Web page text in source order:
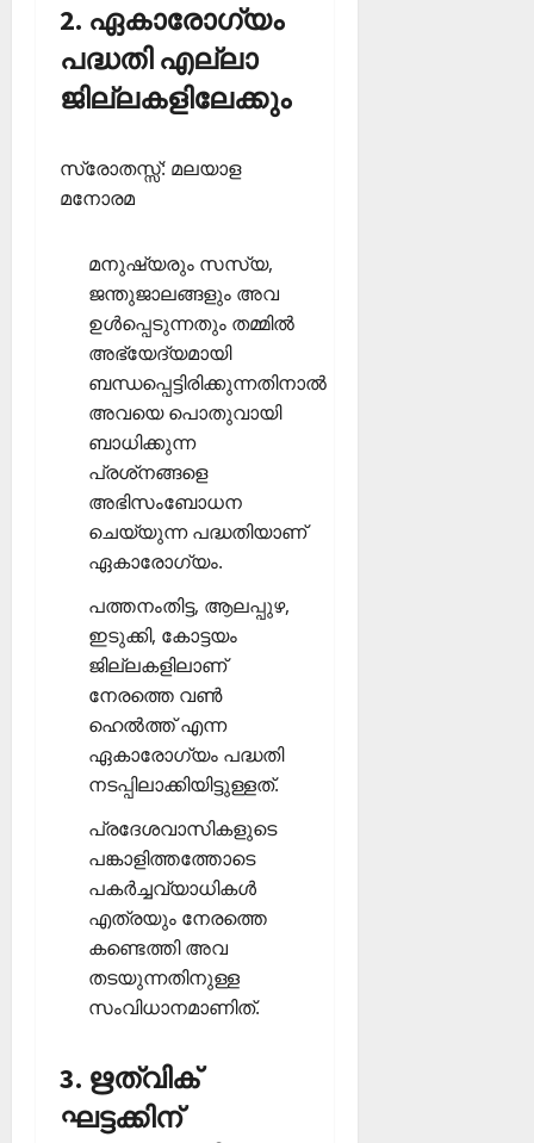
2. ഏകാരോഗ്യം
പദ്ധതി എല്ലാ
ജില്ലകളിലേക്കും
സ്രോതസ്സ്: മലയാള
മനോരമ
മനുഷ്യരും സസ്യ,
ജന്തുജാലങ്ങളും അവ
ഉള്‍പ്പെടുന്നതും തമ്മില്‍
അഭ്യേദ്യമായി
ബന്ധപ്പെട്ടിരിക്കുന്നതിനാല്‍
അവയെ പൊതുവായി
ബാധിക്കുന്ന
പ്രശ്‌നങ്ങളെ
അഭിസംബോധന
ചെയ്യുന്ന പദ്ധതിയാണ്
ഏകാരോഗ്യം.
പത്തനംതിട്ട, ആലപ്പുഴ,
ഇടുക്കി, കോട്ടയം
ജില്ലകളിലാണ്
നേരത്തെ വണ്‍
ഹെല്‍ത്ത് എന്ന
ഏകാരോഗ്യം പദ്ധതി
നടപ്പിലാക്കിയിട്ടുള്ളത്.
പ്രദേശവാസികളുടെ
പങ്കാളിത്തത്തോടെ
പകര്‍ച്ചവ്യാധികള്‍
എത്രയും നേരത്തെ
കണ്ടെത്തി അവ
തടയുന്നതിനുള്ള
സംവിധാനമാണിത്.
3. ഋത്വിക്
ഘട്ടക്കിന്